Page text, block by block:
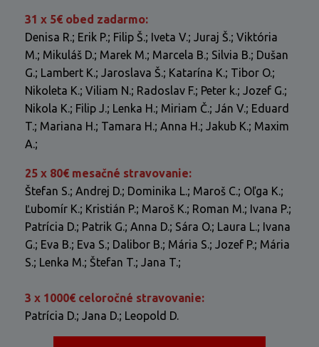
31 x 5€ obed zadarmo:
Denisa R.; Erik P.; Filip Š.; Iveta V.; Juraj Š.; Viktória
M.; Mikuláš D.; Marek M.; Marcela B.; Silvia B.; Dušan
G.; Lambert K.; Jaroslava Š.; Katarína K.; Tibor O.;
Nikoleta K.; Viliam N.; Radoslav F.; Peter k.; Jozef G.;
Nikola K.; Filip J.; Lenka H.; Miriam Č.; Ján V.; Eduard
T.; Mariana H.; Tamara H.; Anna H.; Jakub K.; Maxim
A.;
25 x 80€ mesačné stravovanie:
Štefan S.; Andrej D.; Dominika L.; Maroš C.; Oľga K.;
Ľubomír K.; Kristián P.; Maroš K.; Roman M.; Ivana P.;
Patrícia D.; Patrik G.; Anna D.; Sára O.; Laura L.; Ivana
G.; Eva B.; Eva S.; Dalibor B.; Mária S.; Jozef P.; Mária
S.; Lenka M.; Štefan T.; Jana T.;
3 x 1000€ celoročné stravovanie:
Patrícia D.; Jana D.; Leopold D.